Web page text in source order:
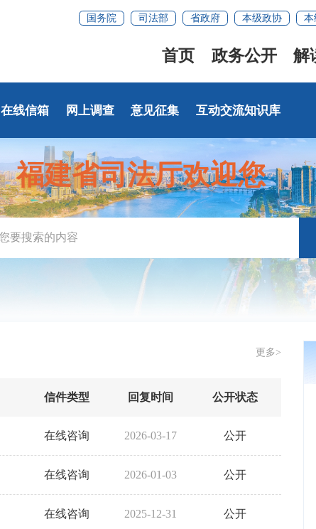
国务院 司法部 省政府 本级政协 本
首页 政务公开 解
在线信箱 网上调查 意见征集 互动交流知识库
福建省司法厅欢迎您
更多>
信件类型 回复时间 公开状态
在线咨询 2026-03-17 公开
在线咨询 2026-01-03 公开
在线咨询 2025-12-31 公开